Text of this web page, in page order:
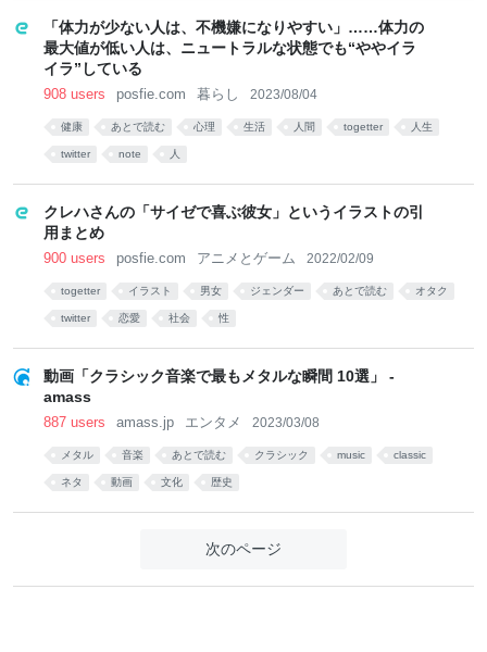
「体力が少ない人は、不機嫌になりやすい」……体力の
最大値が低い人は、ニュートラルな状態でも“ややイラ
イラ”している
908 users posfie.com 暮らし 2023/08/04
健康 あとで読む 心理 生活 人間 togetter 人生
twitter note 人
クレハさんの「サイゼで喜ぶ彼女」というイラストの引
用まとめ
900 users posfie.com アニメとゲーム 2022/02/09
togetter イラスト 男女 ジェンダー あとで読む オタク
twitter 恋愛 社会 性
動画「クラシック音楽で最もメタルな瞬間 10選」 -
amass
887 users amass.jp エンタメ 2023/03/08
メタル 音楽 あとで読む クラシック music classic
ネタ 動画 文化 歴史
次のページ